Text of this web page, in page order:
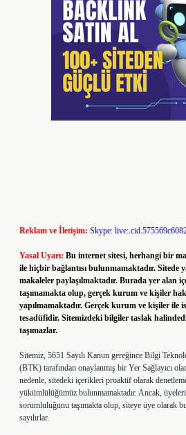
Reklam ve İletişim: Skype:
Yasal Uyarı: Bu internet sitesi, herhangi bir
ile hiçbir bağlantısı bulunmamaktadır. Sitede
makaleler paylaşılmaktadır. Burada yer alan
taşımamakta olup, gerçek kurum ve kişiler
yapılmamaktadır. Gerçek kurum ve kişiler ile
tesadüfidir. Sitemizdeki bilgiler taslak
taşımazlar.
Sitemiz, 5651 Sayılı Kanun gereğince Bilgi
(BTK) tarafından onaylanmış bir Yer Sağlayıcı
nedenle, sitedeki içerikleri proaktif olarak
yükümlülüğümüz bulunmamaktadır. Ancak,
sorumluluğunu taşımakta olup, siteye üye olarak
sayılırlar.